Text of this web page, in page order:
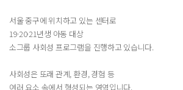
서울 중구에 위치하고 있는 센터로
19·20·21년생 아동 대상
소그룹 사회성 프로그램을 진행하고 있습니다.
사회성은 또래 관계, 환경, 경험 등
여러 요소 속에서 형성되는 영역입니다.